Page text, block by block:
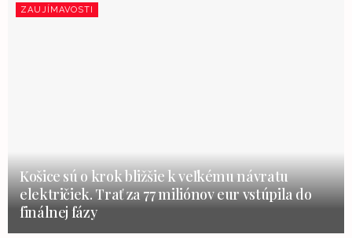
ZAUJÍMAVOSTI
Košice sú o krok bližšie k veľkému návratu
električiek. Trať za 77 miliónov eur vstúpila do
finálnej fázy